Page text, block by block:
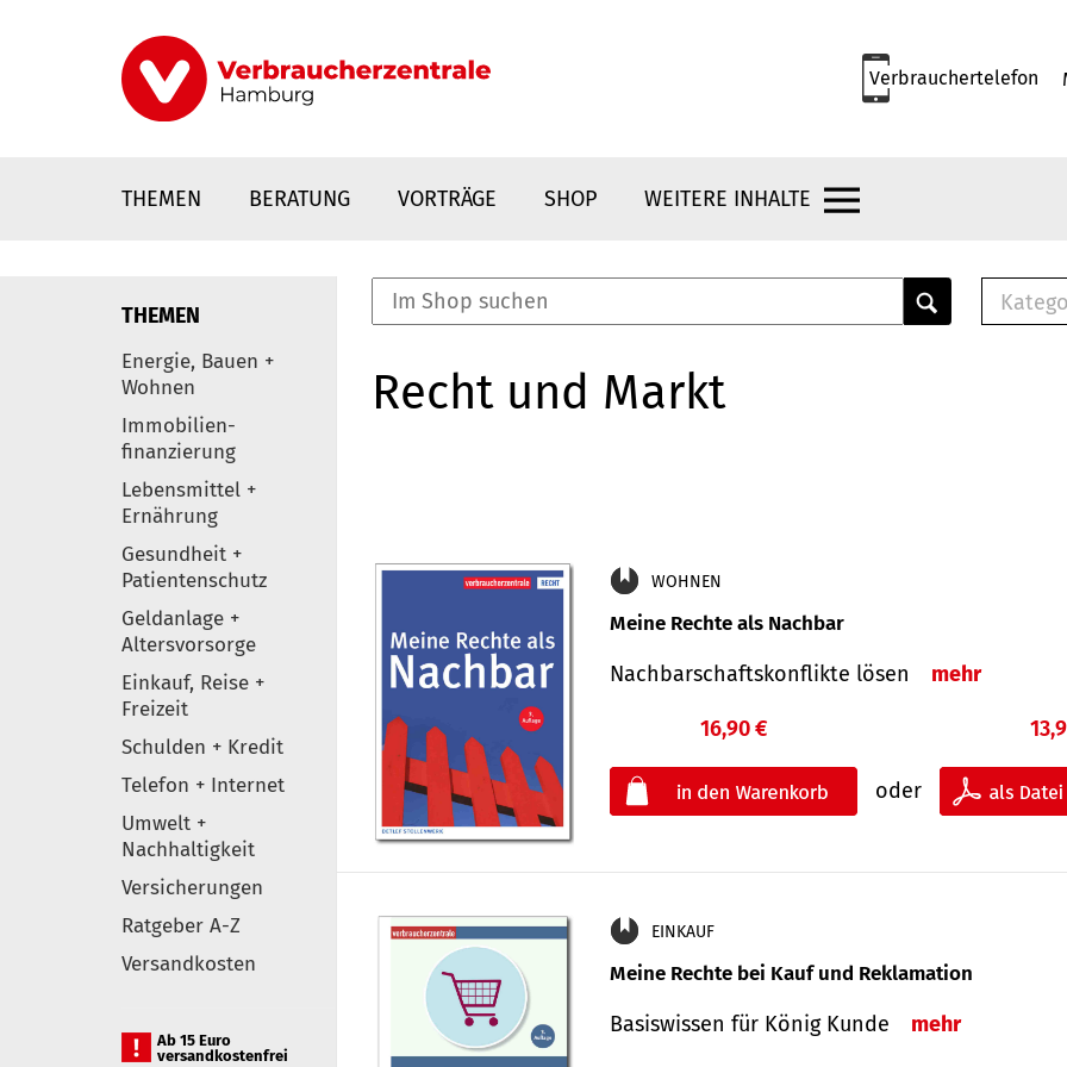
Verbrauchertelefon
THEMEN BERATUNG VORTRÄGE SHOP WEITERE INHALTE
Elemente
THEMEN
Energie, Bauen +
Wohnen
Immobilien-
finanzierung
Lebensmittel +
Ernährung
Gesundheit +
Patientenschutz
Geldanlage +
Altersvorsorge
Einkauf, Reise +
Freizeit
Schulden + Kredit
Telefon + Internet
Umwelt +
Nachhaltigkeit
Versicherungen
Ratgeber A-Z
Versandkosten
Ab 15 Euro
versandkostenfrei
Recht und Markt
WOHNEN
Meine Rechte als Nachbar
Nach­bar­schafts­konflikte lösen mehr
16,90 €
oder
EINKAUF
Meine Rechte bei Kauf und Reklamation
Basiswissen für König Kunde mehr